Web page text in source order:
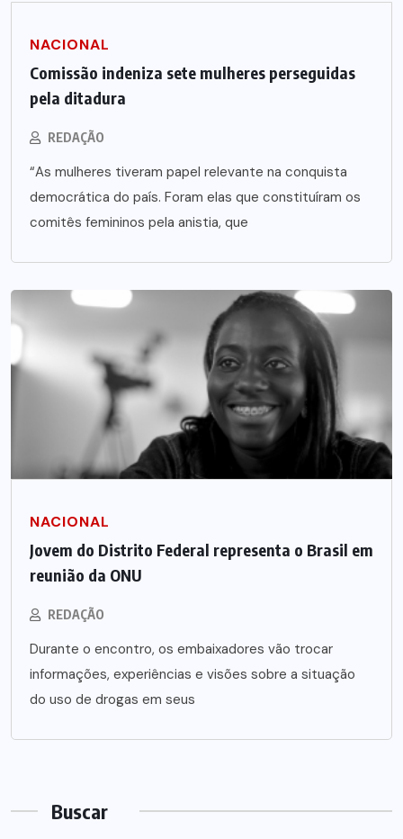
NACIONAL
Comissão indeniza sete mulheres perseguidas
pela ditadura
REDAÇÃO
“As mulheres tiveram papel relevante na conquista
democrática do país. Foram elas que constituíram os
comitês femininos pela anistia, que
NACIONAL
Jovem do Distrito Federal representa o Brasil em
reunião da ONU
REDAÇÃO
Durante o encontro, os embaixadores vão trocar
informações, experiências e visões sobre a situação
do uso de drogas em seus
Buscar